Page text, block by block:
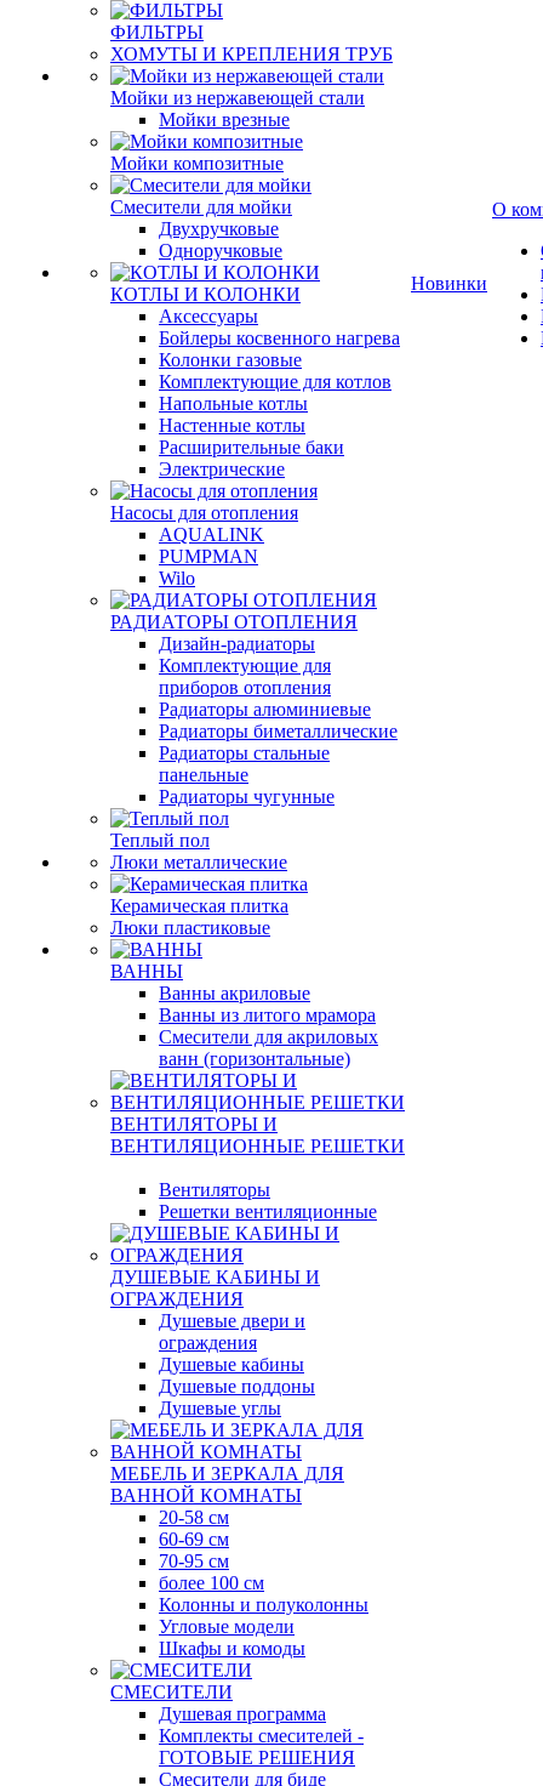
ФИЛЬТРЫ
ХОМУТЫ И КРЕПЛЕНИЯ ТРУБ
Мойки из нержавеющей стали
Мойки врезные
Мойки композитные
Смесители для мойки
Двухручковые
Одноручковые
КОТЛЫ И КОЛОНКИ
Аксессуары
Бойлеры косвенного нагрева
Колонки газовые
Комплектующие для котлов
Напольные котлы
Настенные котлы
Расширительные баки
Электрические
Насосы для отопления
AQUALINK
PUMPMAN
Wilo
РАДИАТОРЫ ОТОПЛЕНИЯ
Дизайн-радиаторы
Комплектующие для
приборов отопления
Радиаторы алюминиевые
Радиаторы биметаллические
Радиаторы стальные
панельные
Радиаторы чугунные
Теплый пол
Люки металлические
Керамическая плитка
Люки пластиковые
ВАННЫ
Ванны акриловые
Ванны из литого мрамора
Смесители для акриловых
ванн (горизонтальные)
ВЕНТИЛЯТОРЫ И
ВЕНТИЛЯЦИОННЫЕ РЕШЕТКИ
Вентиляторы
Решетки вентиляционные
ДУШЕВЫЕ КАБИНЫ И
ОГРАЖДЕНИЯ
Душевые двери и
ограждения
Душевые кабины
Душевые поддоны
Душевые углы
МЕБЕЛЬ И ЗЕРКАЛА ДЛЯ
ВАННОЙ КОМНАТЫ
20-58 см
60-69 см
70-95 см
более 100 см
Колонны и полуколонны
Угловые модели
Шкафы и комоды
СМЕСИТЕЛИ
Душевая программа
Комплекты смесителей -
ГОТОВЫЕ РЕШЕНИЯ
Смесители для биде
Новинки
О